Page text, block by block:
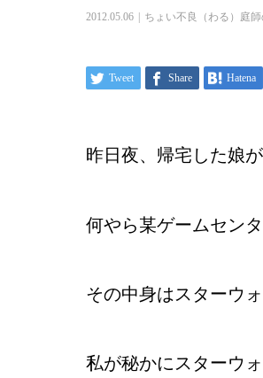
2012.05.06 ちょい不良（わる）庭
Tweet Share Hatena
昨日夜、帰宅した娘
何やら某ゲームセン
その中身はスターウ
私が秘かにスターウ